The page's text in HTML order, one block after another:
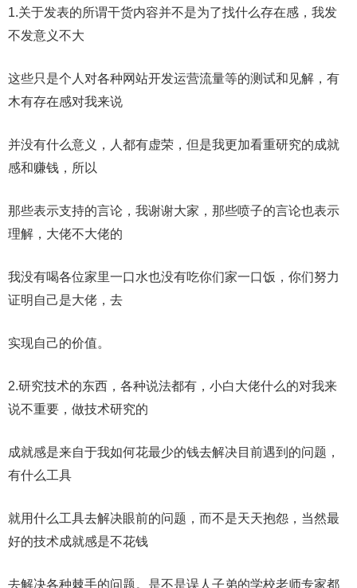
1.关于发表的所谓干货内容并不是为了找什么存在感，我发
不发意义不大
这些只是个人对各种网站开发运营流量等的测试和见解，有
木有存在感对我来说
并没有什么意义，人都有虚荣，但是我更加看重研究的成就
感和赚钱，所以
那些表示支持的言论，我谢谢大家，那些喷子的言论也表示
理解，大佬不大佬的
我没有喝各位家里一口水也没有吃你们家一口饭，你们努力
证明自己是大佬，去
实现自己的价值。
2.研究技术的东西，各种说法都有，小白大佬什么的对我来
说不重要，做技术研究的
成就感是来自于我如何花最少的钱去解决目前遇到的问题，
有什么工具
就用什么工具去解决眼前的问题，而不是天天抱怨，当然最
好的技术成就感是不花钱
去解决各种棘手的问题。是不是误人子弟的学校老师专家都